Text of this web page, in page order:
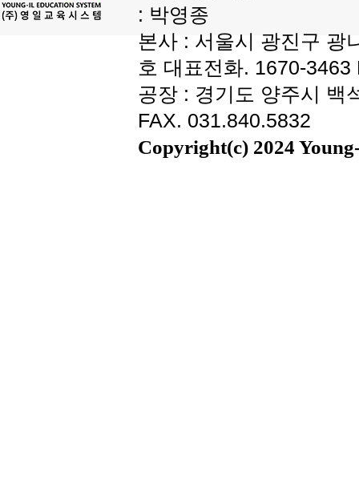
: 박영종
본사 : 서울시 광진구 광
호 대표전화. 1670-
공장 : 경기도 양주시 백
FAX. 031.840.5832
Copyright(c) 2024